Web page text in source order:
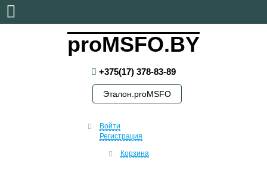
proMSFO.BY
+375(17) 378-83-89
Эталон.proMSFO
Войти
Регистрация
Корзина